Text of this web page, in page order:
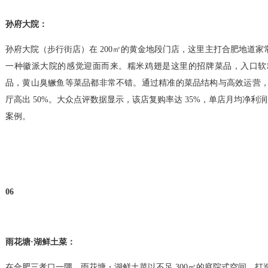
孙府大院：
孙府大院（步行街店）在 200㎡的黄金地段门店，这里主打合肥地道
一种徽派大院的感觉迎面而来。糯米鸡翅是这里的招牌菜品，入口
品，黄山臭鳜鱼等菜品都非常不错。通过精准的菜品结构与高效运营
厅高出 50%。大众点评数据显示，该店复购率达 35%，单店月均净利
案例。
06
雨花塘·湖鲜土菜：